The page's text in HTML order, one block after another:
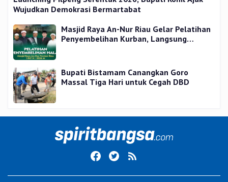
Wujudkan Demokrasi Bermartabat
Masjid Raya An-Nur Riau Gelar Pelatihan
Penyembelihan Kurban, Langsung
Bupati Bistamam Canangkan Goro
Massal Tiga Hari untuk Cegah DBD